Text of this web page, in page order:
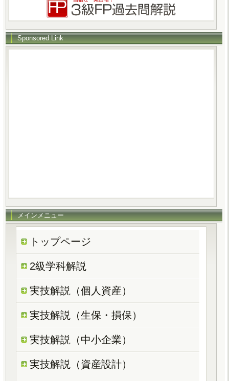
Sponsored Link
メインメニュー
トップページ
2級学科解説
実技解説（個人資産）
実技解説（生保・損保）
実技解説（中小企業）
実技解説（資産設計）